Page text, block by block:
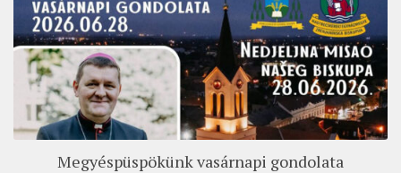
Megyéspüspökünk vasárnapi gondolata